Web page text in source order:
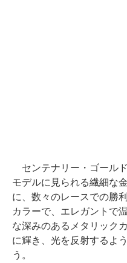
センテナリー・ゴール
モデルに見られる繊細な
に、数々のレースでの勝
カラーで、エレガントで
な深みのあるメタリック
に輝き、光を反射するよ
う。